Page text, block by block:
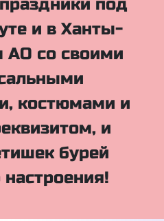
под
и в Ханты-
АО со своими
костюмами и
и
бурей
настроения!